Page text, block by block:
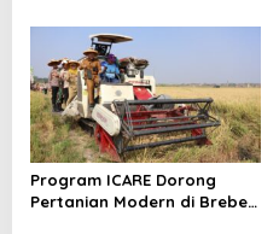
Kesiapsiagaan Bencana dan
Karhutla
Program ICARE Dorong
Pertanian Modern di Brebes,